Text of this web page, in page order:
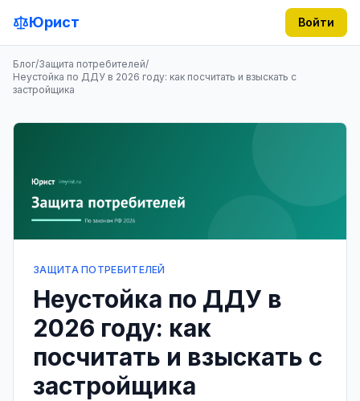
Юрист Войти
Блог/Защита потребителей/
Неустойка по ДДУ в 2026 году: как посчитать и взыскать с
застройщика
ЗАЩИТА ПОТРЕБИТЕЛЕЙ
Неустойка по ДДУ в
2026 году: как
посчитать и взыскать с
застройщика